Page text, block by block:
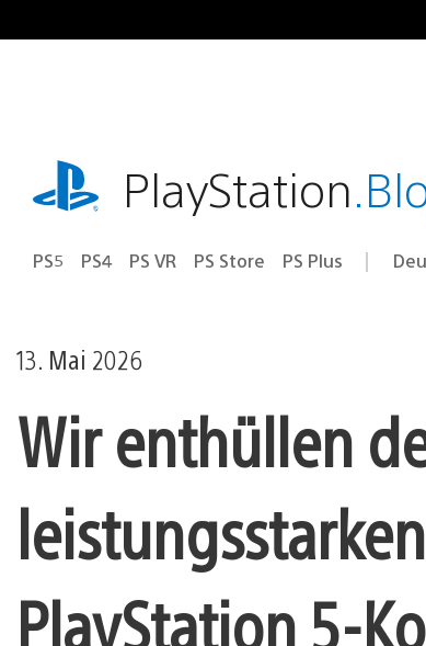
Inhalt
playstation.comPlayStation
PS5 PS4 PS VR PS Store PS Plus
13. Mai 2026
Wir enthüllen
PlayStation 5-